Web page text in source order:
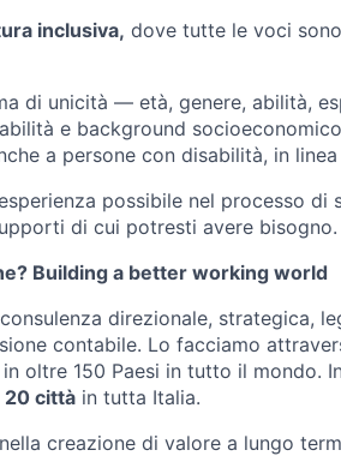
inclusiva, dove tutte le voci
di unicità — età, genere, abilità,
e background
a persone con disabilità, in
possibile nel processo di
di cui potresti avere bisogno.
Building a better working world
direzionale, strategica,
contabile. Lo facciamo
oltre 150 Paesi in tutto il mondo.
20 città in tutta Italia.
creazione di valore a lungo